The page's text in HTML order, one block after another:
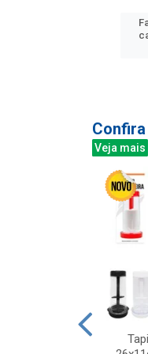
Veja mais